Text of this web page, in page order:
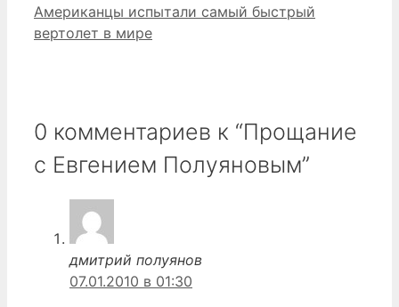
Американцы испытали самый быстрый
вертолет в мире
0 комментариев к “Прощание
с Евгением Полуяновым”
дмитрий полуянов
07.01.2010 в 01:30